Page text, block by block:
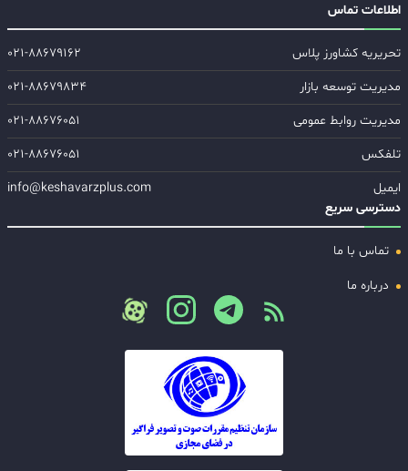
اطلاعات تماس
تحریریه کشاورز پلاس
۰۲۱-۸۸۶۷۹۱۶۲
مدیریت توسعه بازار
۰۲۱-۸۸۶۷۹۸۳۴
مدیریت روابط عمومی
۰۲۱-۸۸۶۷۶۰۵۱
تلفکس
۰۲۱-۸۸۶۷۶۰۵۱
ایمیل
info@keshavarzplus.com
دسترسی سریع
تماس با ما
درباره ما